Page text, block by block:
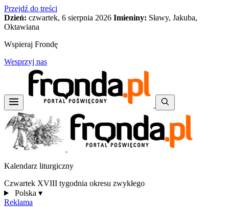
Przejdź do treści
Dzień: czwartek, 6 sierpnia 2026 Imieniny: Sławy, Jakuba,
Oktawiana
Wspieraj Frondę
Wesprzyj nas
Kalendarz liturgiczny
Czwartek XVIII tygodnia okresu zwykłego
Polska ▾
Reklama